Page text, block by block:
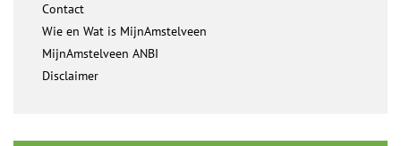
Contact
Wie en Wat is MijnAmstelveen
MijnAmstelveen ANBI
Disclaimer